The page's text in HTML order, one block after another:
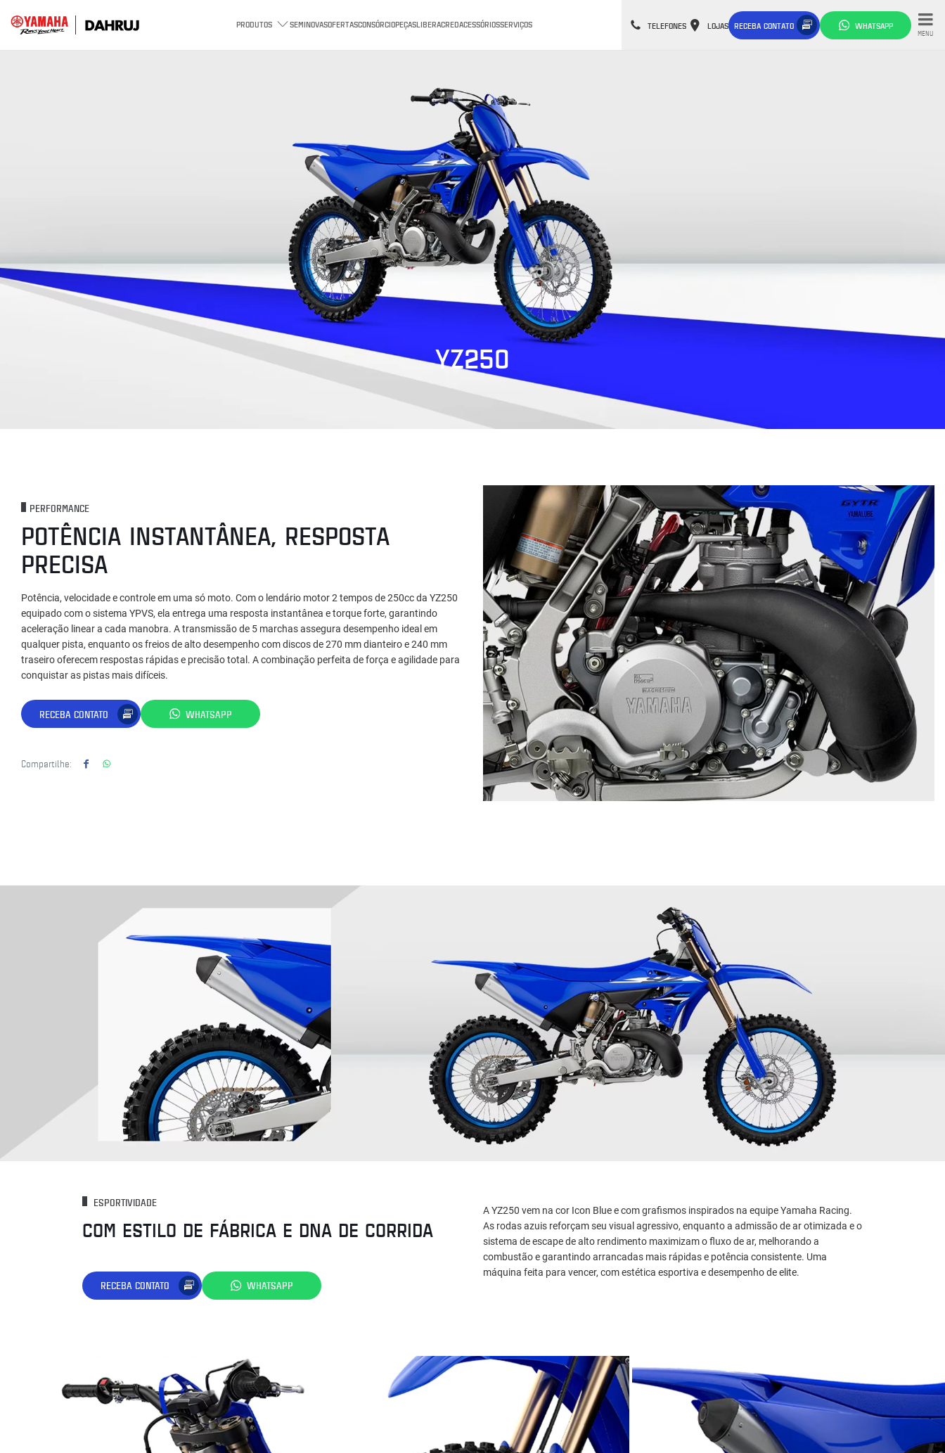
PRODUTOS SEMINOVASOFERTASCONSÓRCIOPEÇASLIBERACREDACESSÓRIOSSERVIÇOS TELEFONES LOJAS RECEBA CONTATO WHATSAPP
MENU
YZ250
PERFORMANCE
POTÊNCIA INSTANTÂNEA, RESPOSTA
PRECISA
Potência, velocidade e controle em uma só moto. Com o lendário motor 2 tempos de 250cc da YZ250
equipado com o sistema YPVS, ela entrega uma resposta instantânea e torque forte, garantindo
aceleração linear a cada manobra. A transmissão de 5 marchas assegura desempenho ideal em
qualquer pista, enquanto os freios de alto desempenho com discos de 270 mm dianteiro e 240 mm
traseiro oferecem respostas rápidas e precisão total. A combinação perfeita de força e agilidade para
conquistar as pistas mais difíceis.
RECEBA CONTATO WHATSAPP
Compartilhe:
ESPORTIVIDADE
COM ESTILO DE FÁBRICA E DNA DE CORRIDA
RECEBA CONTATO WHATSAPP
A YZ250 vem na cor Icon Blue e com grafismos inspirados na equipe Yamaha Racing.
As rodas azuis reforçam seu visual agressivo, enquanto a admissão de ar otimizada e o
sistema de escape de alto rendimento maximizam o fluxo de ar, melhorando a
combustão e garantindo arrancadas mais rápidas e potência consistente. Uma
máquina feita para vencer, com estética esportiva e desempenho de elite.